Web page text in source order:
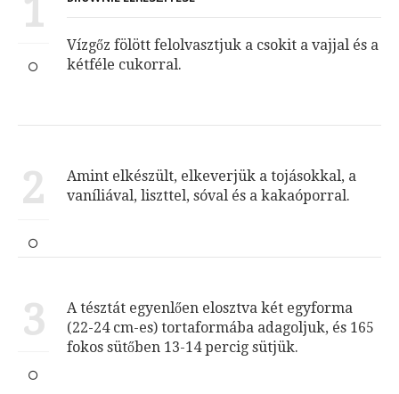
1
Vízgőz fölött felolvasztjuk a csokit a vajjal és a
kétféle cukorral.
2
Amint elkészült, elkeverjük a tojásokkal, a
vaníliával, liszttel, sóval és a kakaóporral.
3
A tésztát egyenlően elosztva két egyforma
(22-24 cm-es) tortaformába adagoljuk, és 165
fokos sütőben 13-14 percig sütjük.